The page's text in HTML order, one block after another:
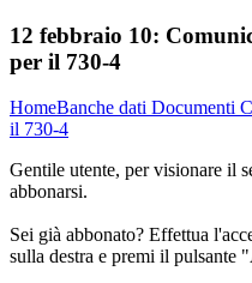
12 febbraio 10:
per il 730-4
HomeBanche dati Documenti
il 730-4
Gentile utente, per visionare il
abbonarsi.
Sei già abbonato? Effettua
sulla destra e premi il pulsante